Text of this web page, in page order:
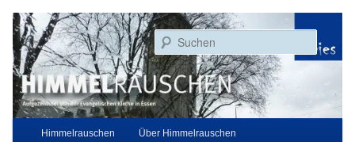
primären
Inhalt
springen
sekundären
Inhalt
springen
Himmelrauschen
Aufgezeichnet von der Evangelischen Kirche in Essen
Hauptmenü
Himmelrauschen Über Himmelrauschen